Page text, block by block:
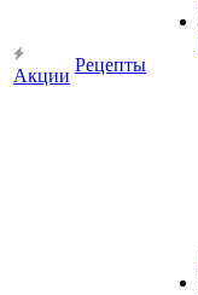
Акции
Рецепты